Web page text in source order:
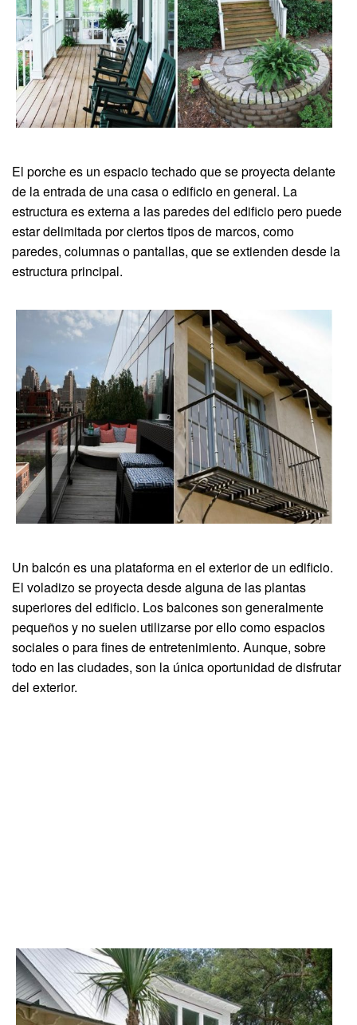
El porche es un espacio techado que se proyecta delante
de la entrada de una casa o edificio en general. La
estructura es externa a las paredes del edificio pero puede
estar delimitada por ciertos tipos de marcos, como
paredes, columnas o pantallas, que se extienden desde la
estructura principal.
Un balcón es una plataforma en el exterior de un edificio.
El voladizo se proyecta desde alguna de las plantas
superiores del edificio. Los balcones son generalmente
pequeños y no suelen utilizarse por ello como espacios
sociales o para fines de entretenimiento. Aunque, sobre
todo en las ciudades, son la única oportunidad de disfrutar
del exterior.